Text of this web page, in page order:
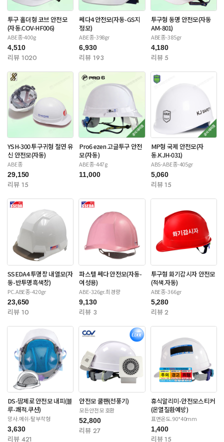
투구 홀더형 코브 안전모
(자동.COV-HF006)
ABE종-400g
4,510
리뷰 1020
쎄다4 안전모(자동-GS지
정모)
ABE종-398gr
6,930
리뷰 193
투구형 동명 안전모(자동
AM-801)
ABE종-385gr
4,180
리뷰 5
YSH-300 투구귀형 절연 유
신 안전모(자동)
ABE종
29,150
리뷰 15
Pro6 ezen 고글투구 안전
모(자동)
ABE종-447g
11,000
MP형 국제 안전모(자
동.KJH-031)
ABS-ABE종-405gr
5,060
리뷰 15
SSEDA4 투명창 내열모(자
동-반투명흑색창)
PC.ABE종-420gr
23,650
리뷰 10
파스텔 쎄다 안전모(자동-
여성용)
ABE-326gr.최경량
9,130
리뷰 3
투구형 화기감시자 안전모
(적색.자동)
ABE종-366gr
5,280
리뷰 2
DS-땀제로 안전모 내피(블
루-쾌적.쿠션)
망사.메쉬-탈부착형
3,630
리뷰 421
안전모 쿨팬(선풍기)
모든안전모 호환
52,800
리뷰 27
휴식알리미-안전모스티커
(온열질환예방)
표면온도.90*40mm
1,400
리뷰 15